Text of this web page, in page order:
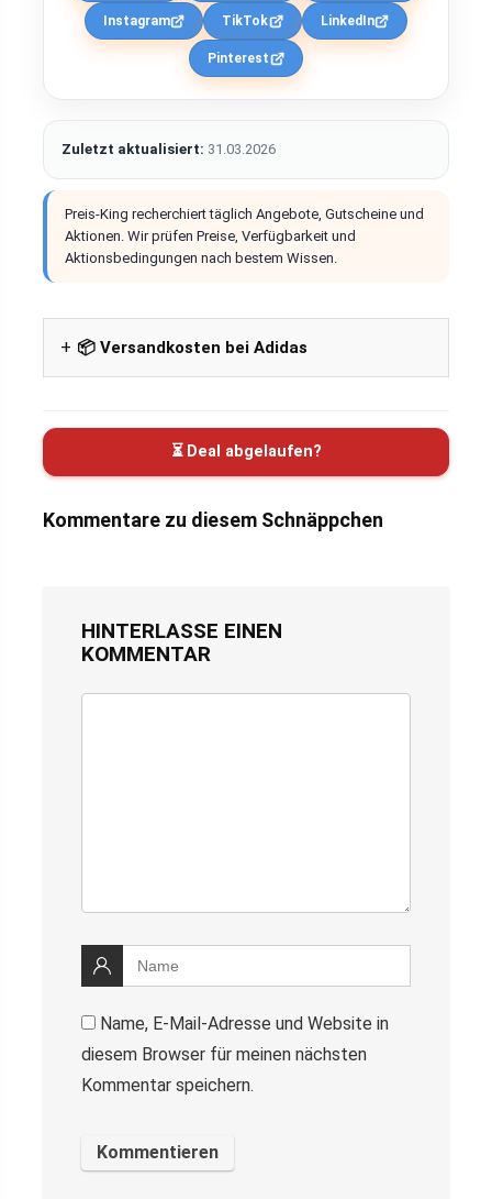
Instagram TikTok LinkedIn
Pinterest
Zuletzt aktualisiert: 31.03.2026
Preis-King recherchiert täglich Angebote, Gutscheine und
Aktionen. Wir prüfen Preise, Verfügbarkeit und
Aktionsbedingungen nach bestem Wissen.
📦 Versandkosten bei Adidas
⏳ Deal abgelaufen?
Kommentare zu diesem Schnäppchen
HINTERLASSE EINEN
KOMMENTAR
Name, E-Mail-Adresse und Website in
diesem Browser für meinen nächsten
Kommentar speichern.